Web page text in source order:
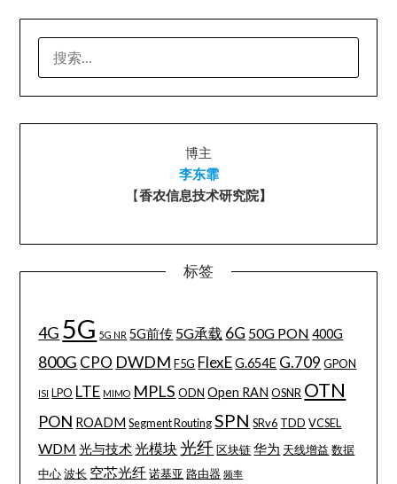
索：
博主
李东霏
【香农信息技术研究院】
标签
4G 5G 5G NR 5G前传 5G承载 6G 50G PON 400G
800G CPO DWDM F5G FlexE G.654E G.709 GPON
ISI LPO LTE MIMO MPLS ODN Open RAN OSNR OTN
PON ROADM Segment Routing SPN SRv6 TDD VCSEL
WDM 光与技术 光模块光纤 区块链 华为 天线增益 数据
中心 波长 空芯光纤 诺基亚 路由器 频率